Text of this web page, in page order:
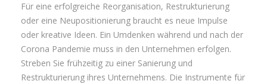
Für eine erfolgreiche Reorganisation, Restrukturierung
oder eine Neupositionierung braucht es neue Impulse
oder kreative Ideen. Ein Umdenken während und nach der
Corona Pandemie muss in den Unternehmen erfolgen.
Streben Sie frühzeitig zu einer Sanierung und
Restrukturierung ihres Unternehmens. Die Instrumente für